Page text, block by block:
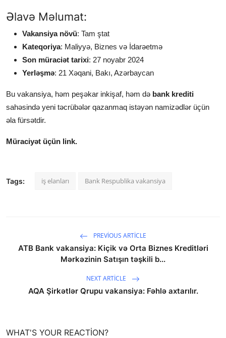
Əlavə Məlumat:
Vakansiya növü: Tam ştat
Kateqoriya: Maliyyə, Biznes və İdarəetmə
Son müraciət tarixi: 27 noyabr 2024
Yerləşmə: 21 Xəqani, Bakı, Azərbaycan
Bu vakansiya, həm peşəkar inkişaf, həm də bank krediti
sahəsində yeni təcrübələr qazanmaq istəyən namizədlər üçün
əla fürsətdir.
Müraciyət üçün link.
Tags: iş elanları Bank Respublika vakansiya
PREVIOUS ARTICLE
ATB Bank vakansiya: Kiçik və Orta Biznes Kreditləri
Mərkəzinin Satışın təşkili b...
NEXT ARTICLE
AQA Şirkətlər Qrupu vakansiya: Fəhlə axtarılır.
WHAT'S YOUR REACTION?